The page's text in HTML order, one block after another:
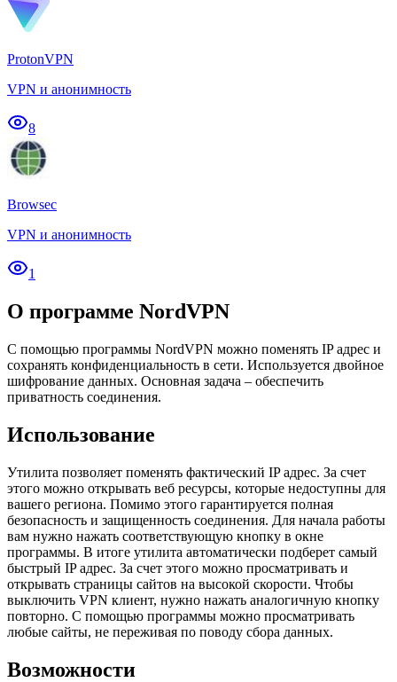
ProtonVPN
VPN и анонимность
8
Browsec
VPN и анонимность
1
О программе NordVPN
С помощью программы NordVPN можно поменять IP адрес и
сохранять конфиденциальность в сети. Используется двойное
шифрование данных. Основная задача – обеспечить
приватность соединения.
Использование
Утилита позволяет поменять фактический IP адрес. За счет
этого можно открывать веб ресурсы, которые недоступны для
вашего региона. Помимо этого гарантируется полная
безопасность и защищенность соединения. Для начала работы
вам нужно нажать соответствующую кнопку в окне
программы. В итоге утилита автоматически подберет самый
быстрый IP адрес. За счет этого можно просматривать и
открывать страницы сайтов на высокой скорости. Чтобы
выключить VPN клиент, нужно нажать аналогичную кнопку
повторно. С помощью программы можно просматривать
любые сайты, не переживая по поводу сбора данных.
Возможности